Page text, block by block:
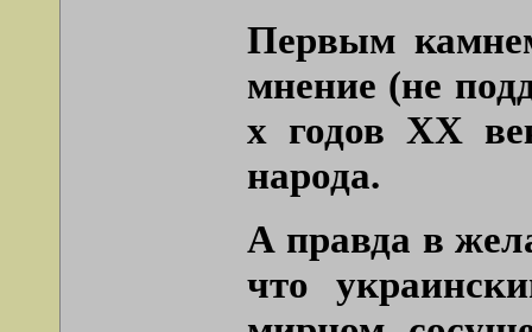
Первым
мнение (не
х годов ХХ
народа.
А правда в
что